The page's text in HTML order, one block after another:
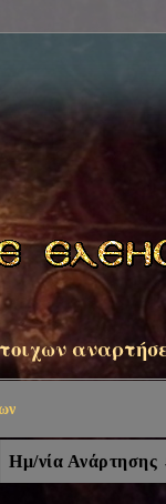
Ημ/νία Ανάρτησης